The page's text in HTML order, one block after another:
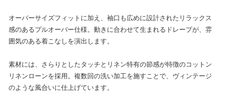
オーバーサイズフィットに加え、袖口も広めに設計されたリラックス
感のあるプルオーバー仕様。動きに合わせて生まれるドレープが、雰
囲気のある着こなしを演出します。
素材には、さらりとしたタッチとリネン特有の節感が特徴のコットン
リネンローンを採用。複数回の洗い加工を施すことで、ヴィンテージ
のような風合いに仕上げています。